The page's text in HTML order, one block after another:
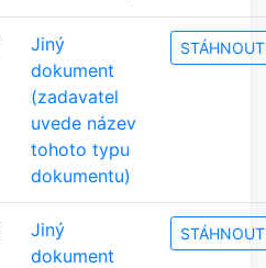
Jiný
dokument
(zadavatel
uvede název
tohoto typu
dokumentu)
STÁHNOUT
Jiný
dokument
STÁHNOUT